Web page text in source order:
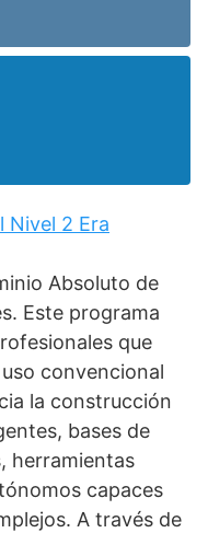
Nivel 2 Era
Absoluto de
Este programa
que
convencional
la construcción
bases de
herramientas
capaces
A través de